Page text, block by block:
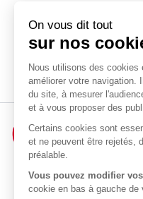
Accueil
de
Prévistore